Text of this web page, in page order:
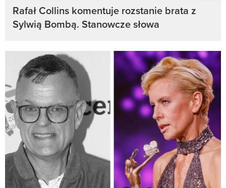
Rafał Collins komentuje rozstanie brata z
Sylwią Bombą. Stanowcze słowa